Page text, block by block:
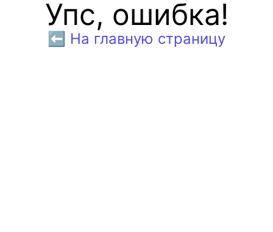
Упс, ошибка!
⬅️ На главную страницу